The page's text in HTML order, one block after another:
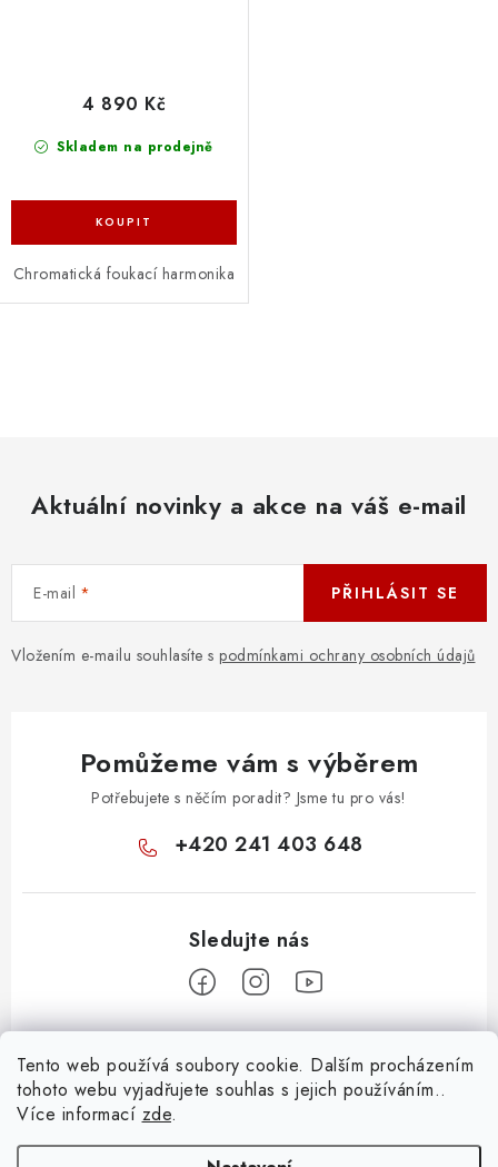
Tento web používá soubory cookie. Dalším procházením
tohoto webu vyjadřujete souhlas s jejich používáním..
Více informací zde.
Skladem na prodejně
4 890 Kč
Chromatická foukací harmonika
í
r
v
u
Aktuální novinky a akce na váš e-mail
E-mail
Vložením e-mailu souhlasíte s podmínkami ochrany osobních údajů
PŘIHLÁSIT SE
Pomůžeme vám s výběrem
Potřebujete s něčím poradit? Jsme tu pro vás!
+420 241 403 648
Z
Informace pro vás